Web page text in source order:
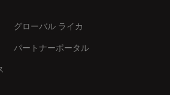
グローバル ライカ
パートナーポータル